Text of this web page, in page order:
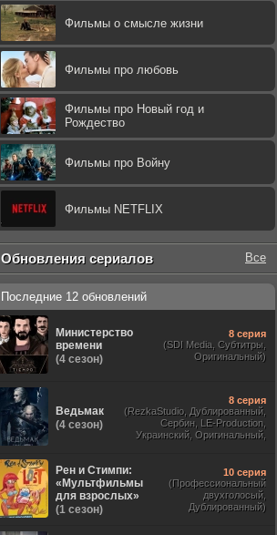
Фильмы о смысле жизни
Фильмы про любовь
Фильмы про Новый год и
Рождество
Фильмы про Войну
Фильмы NETFLIX
Обновления сериалов Все
Последние 12 обновлений
Министерство
времени
(4 сезон)
8 серия
(SDI Media, Субтитры,
Оригинальный)
Ведьмак
(4 сезон)
8 серия
(RezkaStudio, Дублированный,
Сербин, LE-Production,
Украинский, Оригинальный,
Рен и Стимпи:
«Мультфильмы
для взрослых»
(1 сезон)
10 серия
(Профессиональный
двухголосый,
Дублированный)